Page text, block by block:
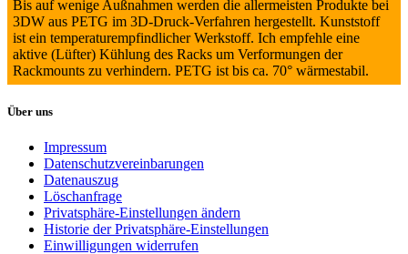
Bis auf wenige Außnahmen werden die allermeisten Produkte bei
3DW aus PETG im 3D-Druck-Verfahren hergestellt. Kunststoff
ist ein temperaturempfindlicher Werkstoff. Ich empfehle eine
aktive (Lüfter) Kühlung des Racks um Verformungen der
Rackmounts zu verhindern. PETG ist bis ca. 70° wärmestabil.
Über uns
Impressum
Datenschutzvereinbarungen
Datenauszug
Löschanfrage
Privatsphäre-Einstellungen ändern
Historie der Privatsphäre-Einstellungen
Einwilligungen widerrufen